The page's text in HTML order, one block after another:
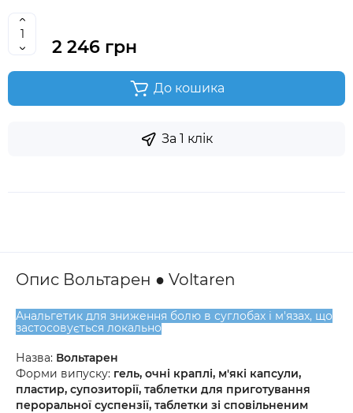
2 246 грн
До кошика
За 1 клік
Опис Вольтарен ● Voltaren
Анальгетик для зниження болю в суглобах і м'язах, що
застосовується локально
Назва: Вольтарен
Форми випуску: гель, очні краплі, м'які капсули,
пластир, супозиторії, таблетки для приготування
пероральної суспензії, таблетки зі сповільненим